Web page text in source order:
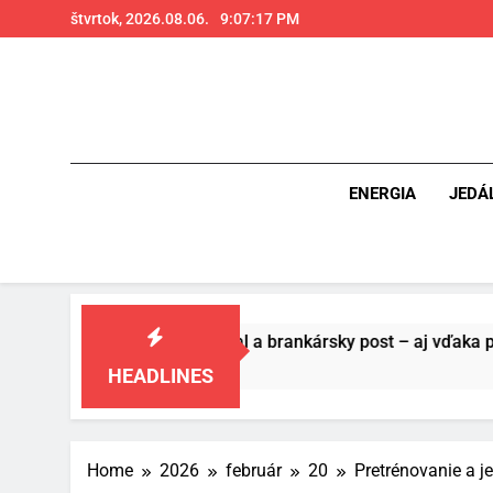
to
štvrtok, 2026.08.06. 9:07:18 PM
ENERGIA
HEADLINES
pre futbal a brankársky post – aj vďaka produktom z Temu
Home 2026 február 20 Pretrénovanie a